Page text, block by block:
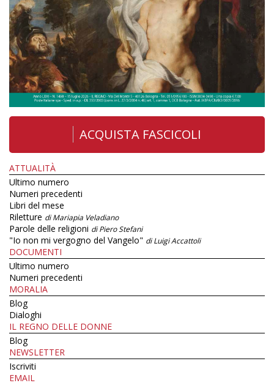
ACQUISTA FASCICOLI
ATTUALITÀ
Ultimo numero
Numeri precedenti
Libri del mese
Riletture di Mariapia Veladiano
Parole delle religioni di Piero Stefani
"Io non mi vergogno del Vangelo" di Luigi Accattoli
DOCUMENTI
Ultimo numero
Numeri precedenti
MORALIA
Blog
Dialoghi
IL REGNO DELLE DONNE
Blog
NEWSLETTER
Iscriviti
EMAIL